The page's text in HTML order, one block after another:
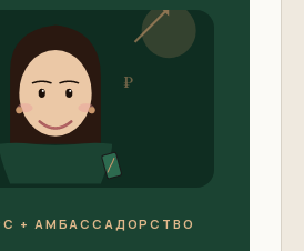
₽
+ АМБАССАДОРСТВО